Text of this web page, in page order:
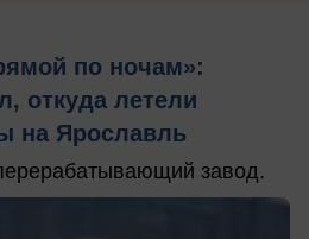
по ночам»:
откуда летели
на Ярославль
завод.